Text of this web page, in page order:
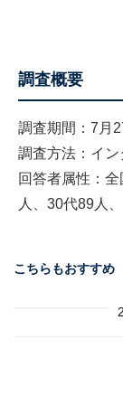
調査概要
調査期間：7月
調査方法：イ
回答者属性：
人、30代89人
こちらもおすすめ